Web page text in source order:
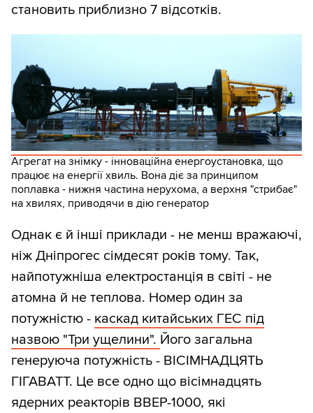
становить приблизно 7 відсотків.
Агрегат на знімку - інноваційна енергоустановка, що
працює на енергії хвиль. Вона діє за принципом
поплавка - нижня частина нерухома, а верхня "стрибає"
на хвилях, приводячи в дію генератор
Однак є й інші приклади - не менш вражаючі,
ніж Дніпрогес сімдесят років тому. Так,
найпотужніша електростанція в світі - не
атомна й не теплова. Номер один за
потужністю - каскад китайських ГЕС під
назвою "Три ущелини". Його загальна
генеруюча потужність - ВІСІМНАДЦЯТЬ
ГІГАВАТТ. Це все одно що вісімнадцять
ядерних реакторів ВВЕР-1000, які